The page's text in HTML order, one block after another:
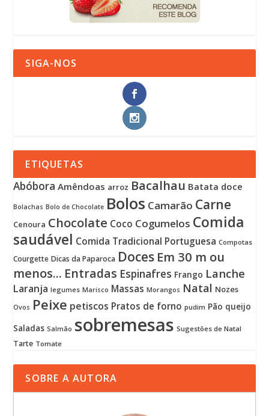
SIGA-NOS
ETIQUETAS
Abóbora Amêndoas arroz Bacalhau Batata doce
Bolachas Bolo de Chocolate Bolos Camarão Carne
Cenoura Chocolate Coco Cogumelos Comida
saudável Comida Tradicional Portuguesa Compotas
Courgette Dicas da Paparoca Doces Em 30 m ou
menos... Entradas Espinafres Frango Lanche
Laranja legumes Marisco Massas Morangos Natal Nozes
Ovos Peixe petiscos Pratos de forno pudim Pão queijo
Saladas Salmão sobremesas Sugestões de Natal
Tarte Tomate
SOBRE A AUTORA